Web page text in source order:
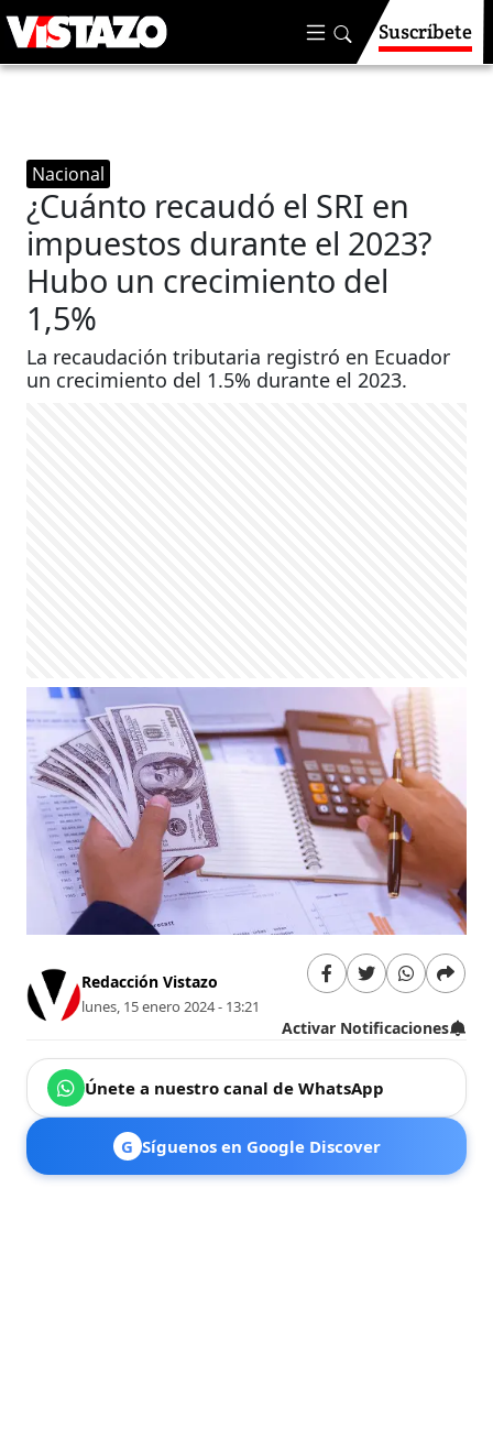
Suscríbete
Nacional
¿Cuánto recaudó el SRI en
impuestos durante el 2023?
Hubo un crecimiento del
1,5%
La recaudación tributaria registró en Ecuador
un crecimiento del 1.5% durante el 2023.
Redacción Vistazo
lunes, 15 enero 2024 - 13:21
Activar Notificaciones
Únete a nuestro canal de WhatsApp
G Síguenos en Google Discover